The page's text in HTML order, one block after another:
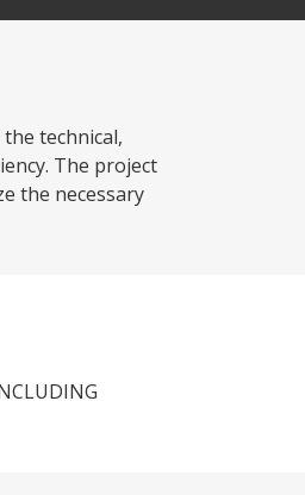
technical,
The project
the necessary